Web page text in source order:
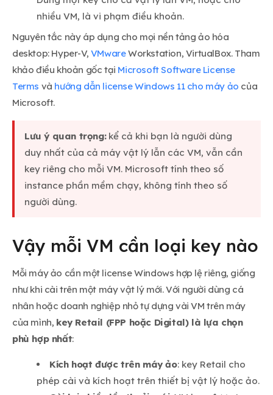
nhiều VM, là vi phạm điều khoản.
Nguyên tắc này áp dụng cho mọi nền tảng ảo hóa
desktop: Hyper-V, VMwareWorkstation, VirtualBox. Tham
khảo điều khoản gốc tại Microsoft Software License
Terms và hướng dẫn license Windows 11 cho máy ảo của
Microsoft.
Lưu ý quan trọng:kể cả khi bạn là người dùng
duy nhất của cả máy vật lý lẫn các VM, vẫn cần
key riêng cho mỗi VM. Microsoft tính theo số
instance phần mềm chạy, không tính theo số
người dùng.
Vậy mỗi VM cần loại key nào
Mỗi máy ảo cần một license Windows hợp lệ riêng, giống
như khi cài trên một máy vật lý mới. Với người dùng cá
nhân hoặc doanh nghiệp nhỏ tự dựng vài VM trên máy
của mình, key Retail (FPP hoặc Digital) là lựa chọn
phù hợp nhất:
Kích hoạt được trên máy ảo: key Retail cho
phép cài và kích hoạt trên thiết bị vật lý hoặc ảo.